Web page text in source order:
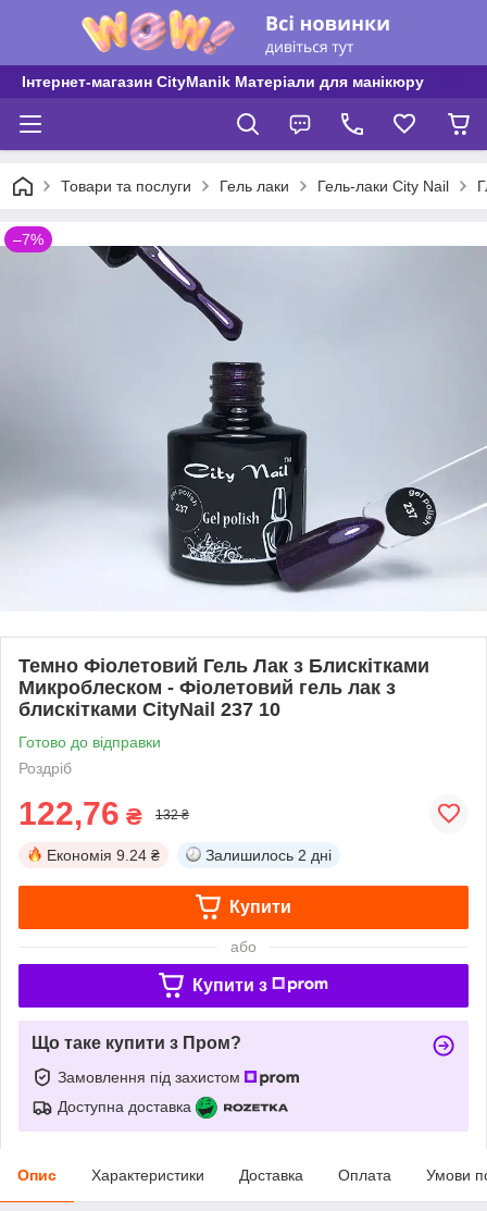
Інтернет-магазин CityManik Матеріали для манікюру
Товари та послуги Гель лаки Гель-лаки City Nail
–7%
Темно Фіолетовий Гель Лак з Блискітками
Микроблеском - Фіолетовий гель лак з
блискітками CityNail 237 10
Готово до відправки
Роздріб
122,76 ₴ 132 ₴
Економія 9.24 ₴ Залишилось 2 дні
Купити
або
Купити з
Що таке купити з Пром?
Замовлення під захистом
Доступна доставка
Опис Характеристики Доставка Оплата Умови